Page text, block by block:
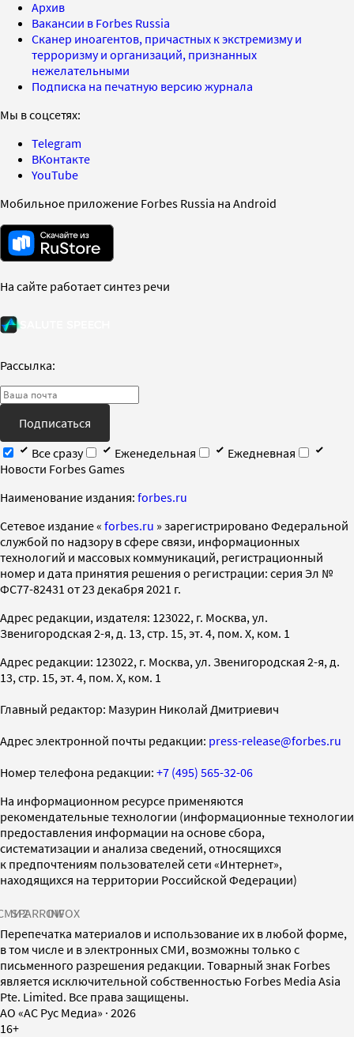
Архив
Вакансии в Forbes Russia
Сканер иноагентов, причастных к экстремизму и
терроризму и организаций, признанных
нежелательными
Подписка на печатную версию журнала
Мы в соцсетях:
Telegram
ВКонтакте
YouTube
Мобильное приложение Forbes Russia на Android
На сайте работает синтез речи
Рассылка:
Подписаться
Все сразу
Еженедельная
Ежедневная
Новости Forbes Games
Наименование издания: forbes.ru
Cетевое издание « forbes.ru » зарегистрировано Федеральной
службой по надзору в сфере связи, информационных
технологий и массовых коммуникаций, регистрационный
номер и дата принятия решения о регистрации: серия Эл №
ФС77-82431 от 23 декабря 2021 г.
Адрес редакции, издателя: 123022, г. Москва, ул.
Звенигородская 2-я, д. 13, стр. 15, эт. 4, пом. X, ком. 1
Адрес редакции: 123022, г. Москва, ул. Звенигородская 2-я, д.
13, стр. 15, эт. 4, пом. X, ком. 1
Главный редактор: Мазурин Николай Дмитриевич
Адрес электронной почты редакции: press-release@forbes.ru
Номер телефона редакции: +7 (495) 565-32-06
На информационном ресурсе применяются
рекомендательные технологии (информационные технологии
предоставления информации на основе сбора,
систематизации и анализа сведений, относящихся
к предпочтениям пользователей сети «Интернет»,
находящихся на территории Российской Федерации)
SPARROWINFOX
Перепечатка материалов и использование их в любой форме,
в том числе и в электронных СМИ, возможны только с
письменного разрешения редакции. Товарный знак Forbes
является исключительной собственностью Forbes Media Asia
Pte. Limited. Все права защищены.
AO «АС Рус Медиа» · 2026
16+